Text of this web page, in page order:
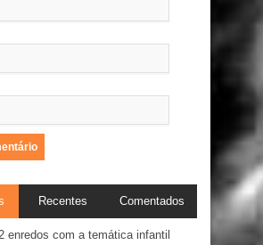
Recentes Comentados
enredos com a temática infantil